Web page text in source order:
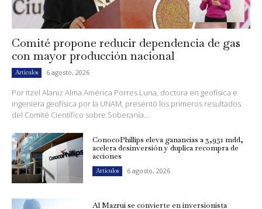
Comité propone reducir dependencia de gas
con mayor producción nacional
Artículos 6 agosto, 2026
Por Itzel Alaniz Alma América Porres Luna, doctora en geofísica e
ingeniera geofísica por la UNAM, presentó los primeros resultados
del Comité Científico sobre Soberanía...
ConocoPhillips eleva ganancias a 3,951 mdd,
acelera desinversión y duplica recompra de
acciones
Artículos 6 agosto, 2026
Al Mazrui se convierte en inversionista